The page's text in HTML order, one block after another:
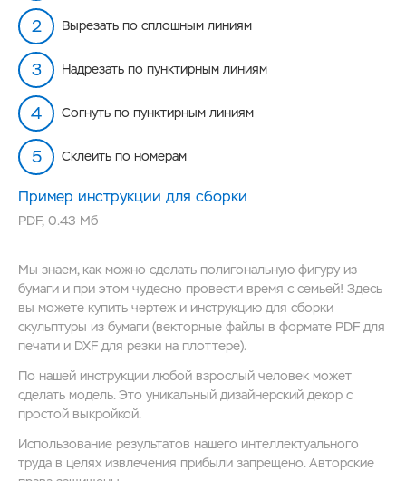
Вырезать по сплошным линиям
Надрезать по пунктирным линиям
Согнуть по пунктирным линиям
Склеить по номерам
Пример инструкции для сборки
PDF, 0.43 Мб
Мы знаем, как можно сделать полигональную фигуру из
бумаги и при этом чудесно провести время с семьей! Здесь
вы можете купить чертеж и инструкцию для сборки
скульптуры из бумаги (векторные файлы в формате PDF для
печати и DXF для резки на плоттере).
По нашей инструкции любой взрослый человек может
сделать модель. Это уникальный дизайнерский декор с
простой выкройкой.
Использование результатов нашего интеллектуального
труда в целях извлечения прибыли запрещено. Авторские